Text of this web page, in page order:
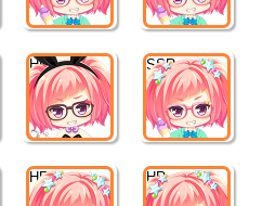
HR SSR
HR HR